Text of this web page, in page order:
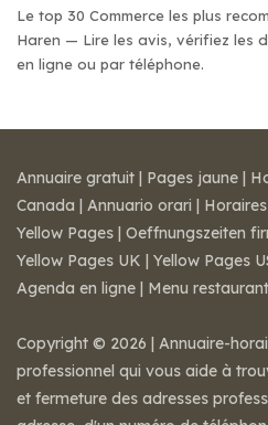
Le top 30 Commerce les plus
Haren — Lire les avis, vérifiez les
en ligne ou par téléphone.
Annuaire gratuit | Pages jaune |
Canada | Annuario orari |
Yellow Pages | Oeffnungszeiten
Yellow Pages UK | Yellow Pages
Agenda en ligne | Menu restaurant
Copyright © 2026 | Annuaire-
professionnel qui vous aide à
et fermeture des adresses